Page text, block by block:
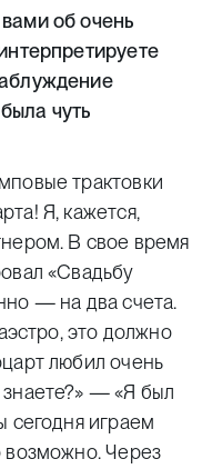
об очень
чуть
трактовки
Я, кажется,
В свое время
«Свадьбу
— на два счета.
это должно
любил очень
— «Я был
сегодня играем
возможно. Через